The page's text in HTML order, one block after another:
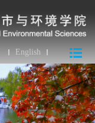
English